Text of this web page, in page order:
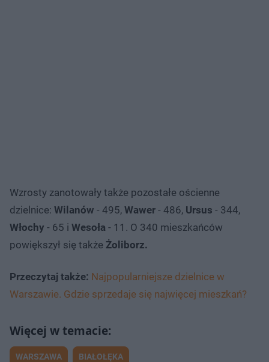
Wzrosty zanotowały także pozostałe ościenne
dzielnice: Wilanów - 495, Wawer - 486, Ursus - 344,
Włochy - 65 i Wesoła - 11. O 340 mieszkańców
powiększył się także Żoliborz.
Przeczytaj także: Najpopularniejsze dzielnice w
Warszawie. Gdzie sprzedaje się najwięcej mieszkań?
WARSZAWA BIAŁOŁĘKA